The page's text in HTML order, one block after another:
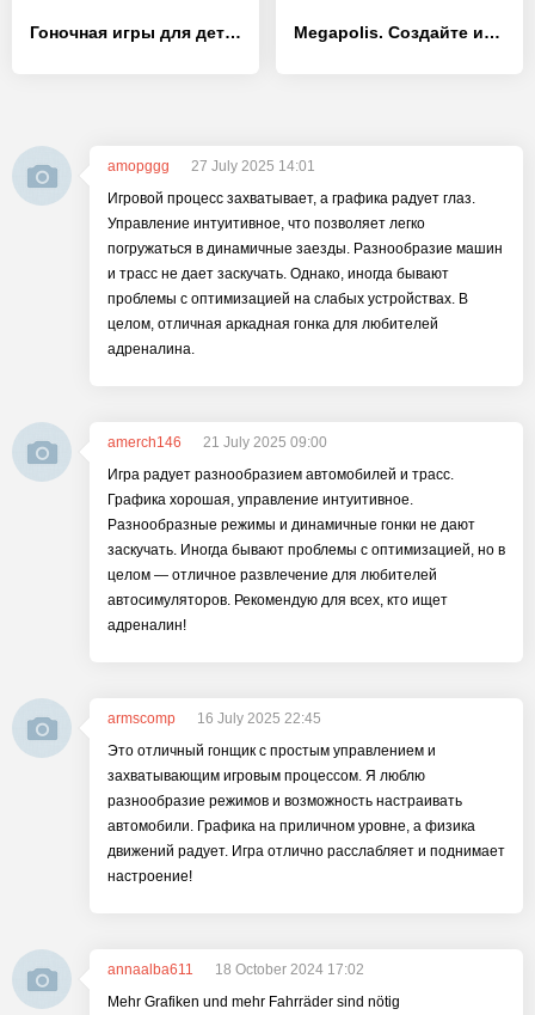
Гоночная игры для детей - [MOD Много денег] Megapolis. Создайте идеальный город!
amopggg
27 July 2025 14:01
Игровой процесс захватывает, а графика радует глаз.
Управление интуитивное, что позволяет легко
погружаться в динамичные заезды. Разнообразие машин
и трасс не дает заскучать. Однако, иногда бывают
проблемы с оптимизацией на слабых устройствах. В
целом, отличная аркадная гонка для любителей
адреналина.
amerch146
21 July 2025 09:00
Игра радует разнообразием автомобилей и трасс.
Графика хорошая, управление интуитивное.
Разнообразные режимы и динамичные гонки не дают
заскучать. Иногда бывают проблемы с оптимизацией, но в
целом — отличное развлечение для любителей
автосимуляторов. Рекомендую для всех, кто ищет
адреналин!
armscomp
16 July 2025 22:45
Это отличный гонщик с простым управлением и
захватывающим игровым процессом. Я люблю
разнообразие режимов и возможность настраивать
автомобили. Графика на приличном уровне, а физика
движений радует. Игра отлично расслабляет и поднимает
настроение!
annaalba611
18 October 2024 17:02
Mehr Grafiken und mehr Fahrräder sind nötig